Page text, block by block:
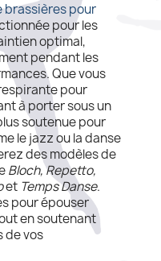
brassières pour
pour les
optimal,
pendant les
Que vous
pour
à porter sous un
soutenue pour
le jazz ou la danse
des modèles de
Bloch, Repetto,
et Temps Danse.
pour épouser
en soutenant
de vos